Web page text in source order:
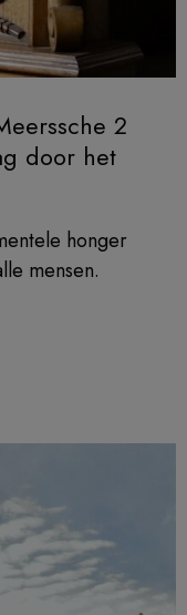
2
door het
honger
mensen.